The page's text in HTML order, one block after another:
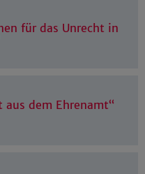
für das Unrecht in
aus dem Ehrenamt“